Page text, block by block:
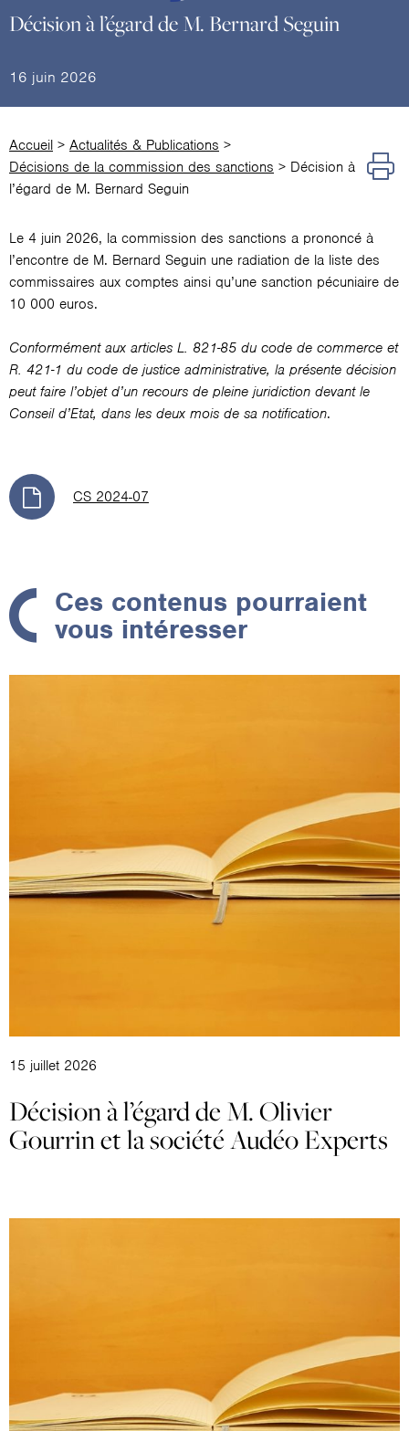
Décision à l’égard de M. Bernard Seguin
16 juin 2026
Accueil > Actualités & Publications >
Décisions de la commission des sanctions > Décision à
l’égard de M. Bernard Seguin
Le 4 juin 2026, la commission des sanctions a prononcé à
l’encontre de M. Bernard Seguin une radiation de la liste des
commissaires aux comptes ainsi qu’une sanction pécuniaire de
10 000 euros.
Conformément aux articles L. 821-85 du code de commerce et
R. 421-1 du code de justice administrative, la présente décision
peut faire l’objet d’un recours de pleine juridiction devant le
Conseil d’Etat, dans les deux mois de sa notification.
CS 2024-07
Ces contenus pourraient
vous intéresser
15 juillet 2026
Décision à l’égard de M. Olivier
Gourrin et la société Audéo Experts